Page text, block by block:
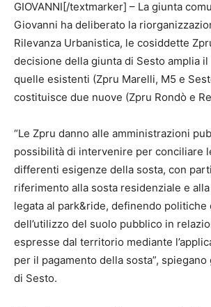
GIOVANNI[/textmarker] – La giunta
Giovanni ha deliberato la
Rilevanza Urbanistica, le cosiddette
decisione della giunta di Sesto amplia
quelle esistenti (Zpru Marelli, M5 e
costituisce due nuove (Zpru Rondò e
“Le Zpru danno alle amministrazioni
possibilità di intervenire per conciliare
differenti esigenze della sosta, con
riferimento alla sosta residenziale e
legata al park&ride, definendo politiche
dell’utilizzo del suolo pubblico in
espresse dal territorio mediante
per il pagamento della sosta”,
di Sesto.